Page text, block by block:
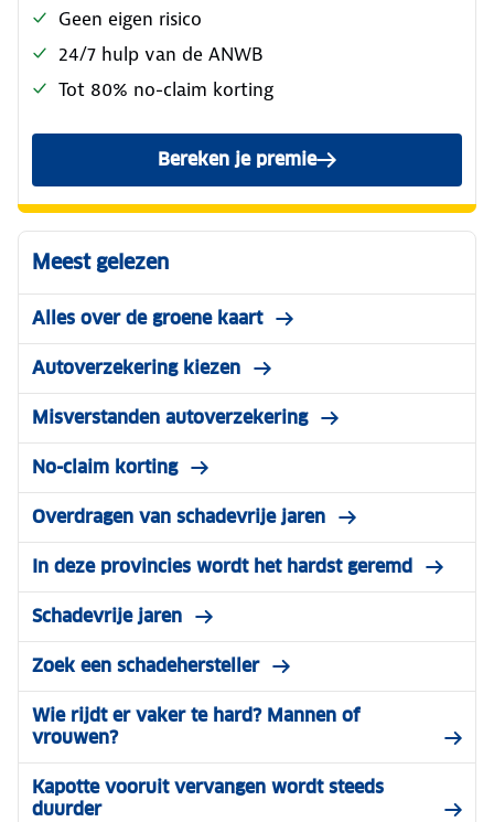
Geen eigen risico
24/7 hulp van de ANWB
Tot 80% no-claim korting
Bereken je premievoor de ANWB Reguliere
Meest gelezen
Alles over de groene kaart
Autoverzekering kiezen
Misverstanden autoverzekering
No-claim korting
Overdragen van schadevrije jaren
In deze provincies wordt het hardst geremd
Schadevrije jaren
Zoek een schadehersteller
Wie rijdt er vaker te hard? Mannen of
vrouwen?
Kapotte vooruit vervangen wordt steeds
duurder